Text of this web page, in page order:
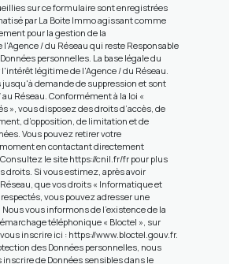
sur ce formulaire sont enregistrées
par La Boite Immo agissant comme
pour la gestion de la
/ du Réseau qui reste Responsable
personnelles. La base légale du
légitime de l'Agence / du Réseau.
jusqu'à demande de suppression et sont
Réseau. Conformément à la loi «
», vous disposez des droits d’accès, de
d’opposition, de limitation et de
Vous pouvez retirer votre
en contactant directement
Consultez le site https://cnil.fr/frpour plus
droits. Si vous estimez, après avoir
que vos droits « Informatique et
vous pouvez adresser une
vous informons de l’existence de la
téléphonique « Bloctel », sur
inscrire ici :https://www.bloctel.gouv.fr.
des Données personnelles, nous
de Données sensibles dans le